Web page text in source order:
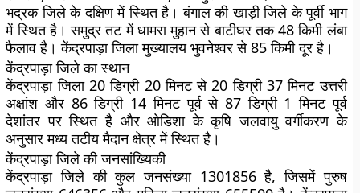
भद्रक जिले के दक्षिण में स्थित है। बंगाल की खाड़ी जिले के पूर्वी भाग
में स्थित है। समुद्र तट में धामरा मुहान से बाटीघर तक 48 किमी लंबा
फैलाव है। केंद्रपाड़ा जिला मुख्यालय भुवनेश्वर से 85 किमी दूर है।
केंद्रपाड़ा जिले का स्थान
केंद्रपाड़ा जिला 20 डिग्री 20 मिनट से 20 डिग्री 37 मिनट उत्तरी
अक्षांश और 86 डिग्री 14 मिनट पूर्व से 87 डिग्री 1 मिनट पूर्व
देशांतर पर स्थित है और ओडिशा के कृषि जलवायु वर्गीकरण के
अनुसार मध्य तटीय मैदान क्षेत्र में स्थित है।
केंद्रपाड़ा जिले की जनसांख्यिकी
केंद्रपाड़ा जिले की कुल जनसंख्या 1301856 है, जिसमें पुरुष